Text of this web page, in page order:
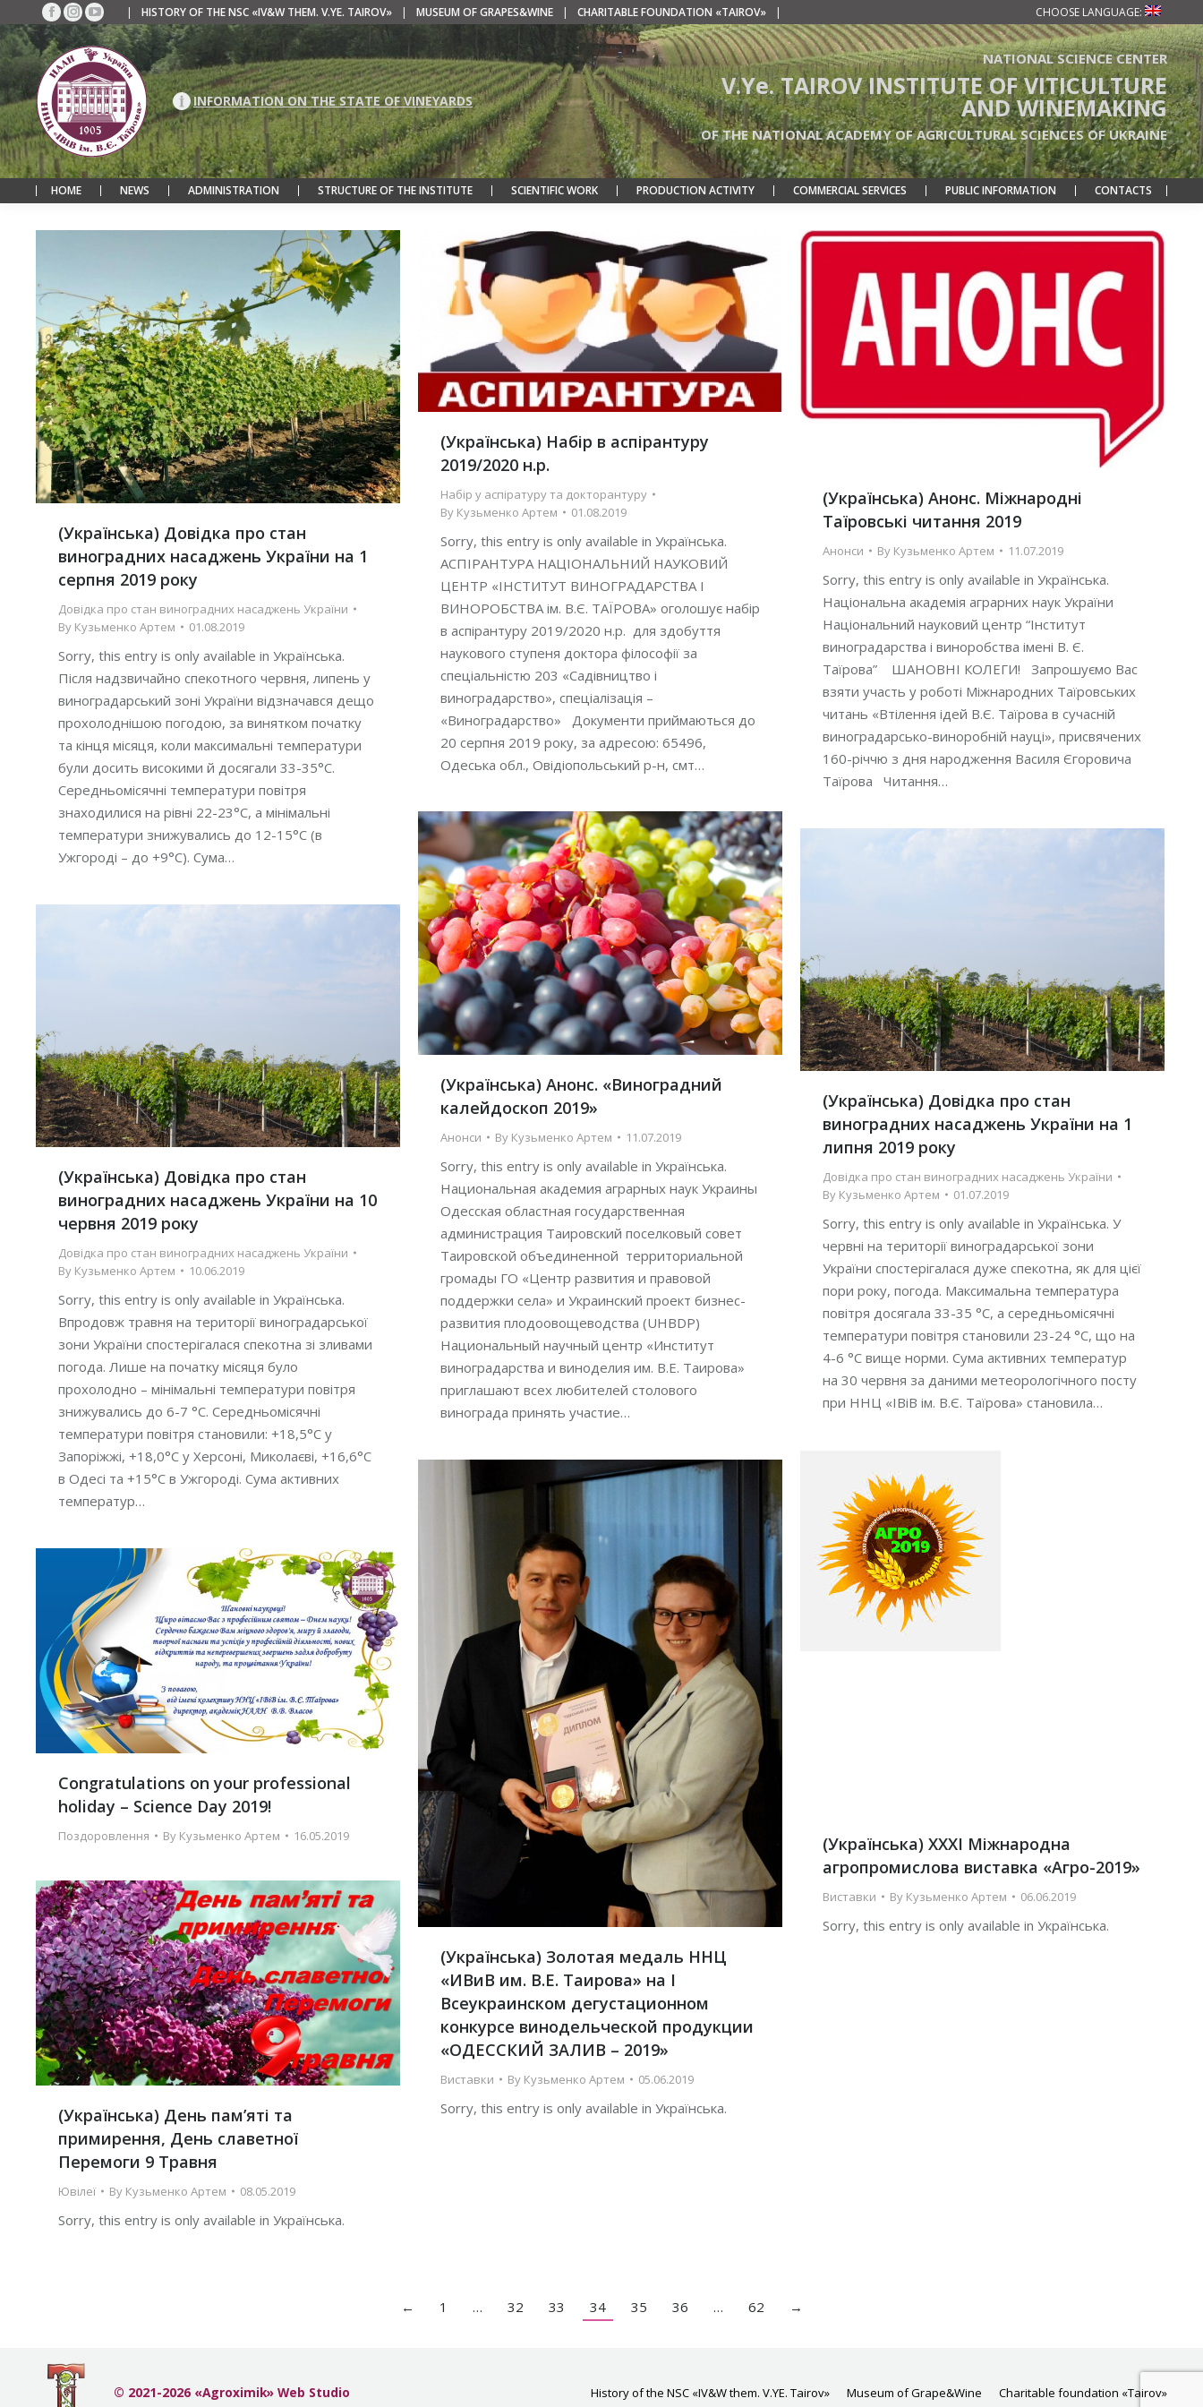
Facebook
page
opens
in
new
window
Instagram
page
opens
in
new
window
YouTube
page
opens
in
new
window
| HISTORY OF THE NSC «IV&W THEM. V.YE. TAIROV» | MUSEUM OF GRAPES&WINE | CHARITABLE FOUNDATION «TAIROV» | CHOOSE LANGUAGE:
INFORMATION ON THE STATE OF VINEYARDS
NATIONAL SCIENCE CENTER
V.Ye. TAIROV INSTITUTE OF VITICULTURE
AND WINEMAKING
OF THE NATIONAL ACADEMY OF AGRICULTURAL SCIENCES OF UKRAINE
HOME NEWS ADMINISTRATION STRUCTURE OF THE INSTITUTE SCIENTIFIC WORK PRODUCTION ACTIVITY COMMERCIAL SERVICES PUBLIC INFORMATION CONTACTS
(Українська) Довідка про стан
виноградних насаджень України на 1
серпня 2019 року
Довідка про стан виноградних насаджень України
By Кузьменко Артем 01.08.2019
Sorry, this entry is only available in Українська.
Після надзвичайно спекотного червня, липень у
виноградарський зоні України відзначався дещо
прохолоднішою погодою, за винятком початку
та кінця місяця, коли максимальні температури
були досить високими й досягали 33-35°С.
Середньомісячні температури повітря
знаходилися на рівні 22-23°С, а мінімальні
температури знижувались до 12-15°С (в
Ужгороді – до +9°С). Сума…
(Українська) Набір в аспірантуру
2019/2020 н.р.
Набір у аспіратуру та докторантуру
By Кузьменко Артем 01.08.2019
Sorry, this entry is only available in Українська.
АСПІРАНТУРА НАЦІОНАЛЬНИЙ НАУКОВИЙ
ЦЕНТР «ІНСТИТУТ ВИНОГРАДАРСТВА І
ВИНОРОБСТВА ім. В.Є. ТАЇРОВА» оголошує набір
в аспірантуру 2019/2020 н.р. для здобуття
наукового ступеня доктора філософії за
спеціальністю 203 «Садівництво і
виноградарство», спеціалізація –
«Виноградарство» Документи приймаються до
20 серпня 2019 року, за адресою: 65496,
Одеська обл., Овідіопольський р-н, смт…
(Українська) Анонс. Міжнародні
Таїровські читання 2019
Анонси By Кузьменко Артем 11.07.2019
Sorry, this entry is only available in Українська.
Національна академія аграрних наук України
Національний науковий центр “Інститут
виноградарства і виноробства імені В. Є.
Таїрова” ШАНОВНІ КОЛЕГИ! Запрошуємо Вас
взяти участь у роботі Міжнародних Таїровських
читань «Втілення ідей В.Є. Таїрова в сучасній
виноградарсько-виноробній науці», присвячених
160-річчю з дня народження Василя Єгоровича
Таїрова Читання…
(Українська) Анонс. «Виноградний
калейдоскоп 2019»
Анонси By Кузьменко Артем 11.07.2019
Sorry, this entry is only available in Українська.
Национальная академия аграрных наук Украины
Одесская областная государственная
администрация Таировский поселковый совет
Таировской объединенной территориальной
громады ГО «Центр развития и правовой
поддержки села» и Украинский проект бизнес-
развития плодоовощеводства (UHBDP)
Национальный научный центр «Институт
виноградарства и виноделия им. В.Е. Таирова»
приглашают всех любителей столового
винограда принять участие…
(Українська) Довідка про стан
виноградних насаджень України на 1
липня 2019 року
Довідка про стан виноградних насаджень України
By Кузьменко Артем 01.07.2019
Sorry, this entry is only available in Українська. У
червні на території виноградарської зони
України спостерігалася дуже спекотна, як для цієї
пори року, погода. Максимальна температура
повітря досягала 33-35 °С, а середньомісячні
температури повітря становили 23-24 °С, що на
4-6 °С вище норми. Сума активних температур
на 30 червня за даними метеорологічного посту
при ННЦ «ІВіВ ім. В.Є. Таїрова» становила…
(Українська) Довідка про стан
виноградних насаджень України на 10
червня 2019 року
Довідка про стан виноградних насаджень України
By Кузьменко Артем 10.06.2019
Sorry, this entry is only available in Українська.
Впродовж травня на території виноградарської
зони України спостерігалася спекотна зі зливами
погода. Лише на початку місяця було
прохолодно – мінімальні температури повітря
знижувались до 6-7 °С. Середньомісячні
температури повітря становили: +18,5°С у
Запоріжжі, +18,0°С у Херсоні, Миколаєві, +16,6°С
в Одесі та +15°С в Ужгороді. Сума активних
температур…
(Українська) ХХХІ Міжнародна
агропромислова виставка «Агро-2019»
Виставки By Кузьменко Артем 06.06.2019
Sorry, this entry is only available in Українська.
(Українська) Золотая медаль ННЦ
«ИВиВ им. В.Е. Таирова» на І
Всеукраинском дегустационном
конкурсе винодельческой продукции
«ОДЕССКИЙ ЗАЛИВ – 2019»
Виставки By Кузьменко Артем 05.06.2019
Sorry, this entry is only available in Українська.
Congratulations on your professional
holiday – Science Day 2019!
Поздоровлення By Кузьменко Артем 16.05.2019
(Українська) День пам’яті та
примирення, День славетної
Перемоги 9 Травня
Ювілеї By Кузьменко Артем 08.05.2019
Sorry, this entry is only available in Українська.
← 1 … 32 33 34 35 36 … 62 →
© 2021-2026 «Agroximik» Web Studio History of the NSC «IV&W them. V.YE. Tairov» Museum of Grape&Wine Charitable foundation «Tairov»